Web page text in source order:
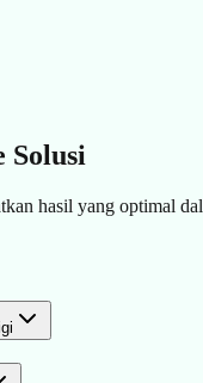
Solusi
hasil yang optimal